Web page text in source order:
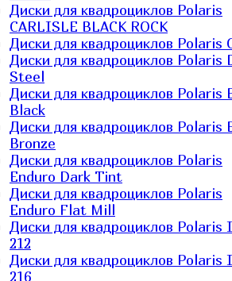
Диски для квадроциклов Polaris
CARLISLE BLACK ROCK
Диски для квадроциклов Polaris
Диски для квадроциклов Polaris
Steel
Диски для квадроциклов Polaris
Black
Диски для квадроциклов Polaris
Bronze
Диски для квадроциклов Polaris
Enduro Dark Tint
Диски для квадроциклов Polaris
Enduro Flat Mill
Диски для квадроциклов Polaris
212
Диски для квадроциклов Polaris
216